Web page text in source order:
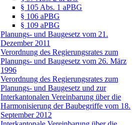
§ 105 Abs. 1 aPBG
§ 106 aPBG
§ 109 aPBG
Planungs- und Baugesetz vom 21.
Dezember 2011
Verordnung des Regierungsrates zum
Planungs- und Baugesetz vom 26. März
1996
Verordnung des Regierungsrates zum
Planungs- und Baugesetz und zur
Interkantonalen Vereinbarung über die
Harmonisierung der Baubegriffe vom 18.
September 2012